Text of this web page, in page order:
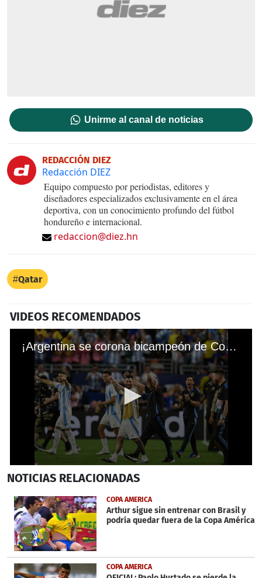
Unirme al canal de noticias
REDACCIÓN DIEZ
Redacción DIEZ
Equipo compuesto por periodistas, editores y
diseñadores especializados exclusivamente en el área
deportiva, con un conocimiento profundo del fútbol
hondureño e internacional.
redaccion@diez.hn
Qatar
VIDEOS RECOMENDADOS
¡Argentina se corona bicampeón de Copa América derrotando a Colombia con golazo de Lautaro Martínez en Miami!
seconds
2
minutes,
48
seconds
NOTICIAS RELACIONADAS
COPA AMERICA
Arthur sigue sin entrenar con Brasil y
podría quedar fuera de la Copa América
COPA AMERICA